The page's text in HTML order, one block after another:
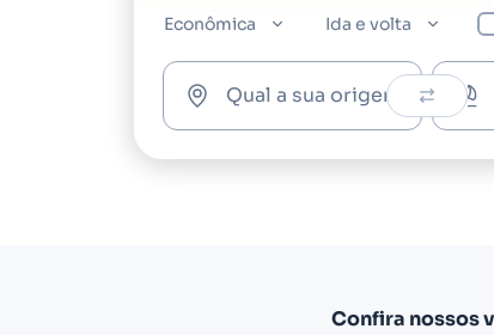
Econômica Ida e volta
Qual a sua origem?
Confira nossos